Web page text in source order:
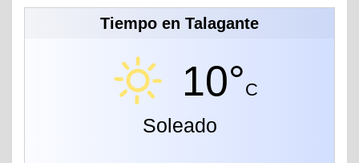
Tiempo en Talagante
10°C
Soleado